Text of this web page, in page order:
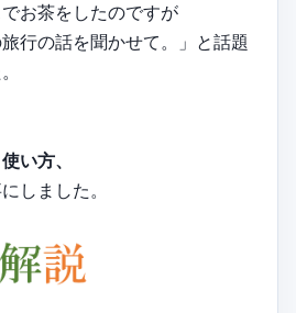
お茶をしたのですが
行の話を聞かせて。」と話題
い方、
しました。